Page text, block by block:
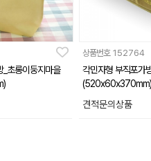
_초롱이둥지마을
상품번호 152764
각민자형 부직포가
(520x60x370mm)
견적문의상품